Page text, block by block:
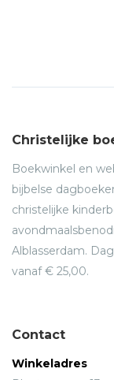
Christelijke
Boekwinkel en
bijbelse
christelijke
Alblasserdam.
vanaf € 25,00.
Contact
Winkeladres